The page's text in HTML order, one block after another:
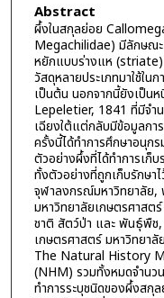
Abstract
ผึ้งในสกุลย่อย
Megachilidae) มีลักษณ
หยักแบบร่างแห (striate)
วัสดุหลายประเภทมาใช้ใน
เป็นต้น นอกจากนี้ยังเป็น
Lepeletier, 1841 ที่มีจำ
เฉียงใต้แต่กลับมีข้อมูลกา
ครั้งนี้ได้ทำการศึกษาอนุก
ตัวอย่างผึ้งที่ได้ทำการเก็บ
ทั้งตัวอย่างที่ถูกเก็บรักษ
จุฬาลงกรณ์มหาวิทยาลั
มหาวิทยาลัยเกษตรศาส
ชาติ สัตว์ป่า และ พันธุ์พืช
เกษตรศาสตร์ มหาวิทยา
The Natural History
(NHM) รวมทั้งหมดจำน
ทำการระบุชนิดของผึ้งส